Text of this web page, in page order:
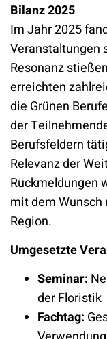
Bilanz 2025
Im Jahr 2025
Veranstaltungen
Resonanz
erreichten
die Grünen
der
Berufsfeldern
Relevanz der
Rückmeldungen
mit dem
Region.
Umgesetzte
Seminar:
der Floristik
Fachtag: